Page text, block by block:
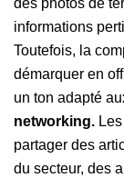
des photos de
informations
Toutefois, la
démarquer en
un ton adapté
networking.
partager des
du secteur, des